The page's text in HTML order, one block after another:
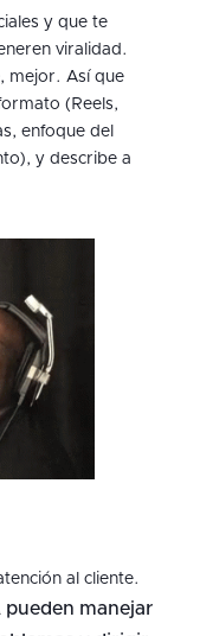
y que te
viralidad.
mejor. Así que
(Reels,
enfoque del
y describe a
al cliente.
manejar